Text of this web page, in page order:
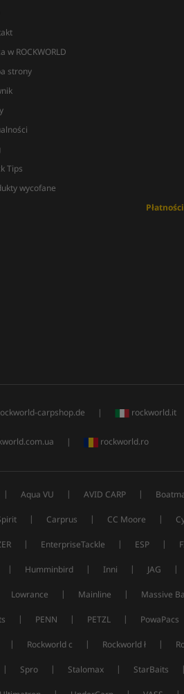
w ROCKWORLD
strony
Tips
wycofane
carpshop.de | rockworld.it
| rockworld.ro
| Aqua VU | AVID CARP |
| Carprus | CC Moore |
| EnterpriseTackle | ESP |
| Humminbird | Inni | JAG |
Lowrance | Mainline | Massive
| PENN | PETZL | PowaPacs
| Rockworld c | Rockworld ł |
| Spro | Stalomax | StarBaits |